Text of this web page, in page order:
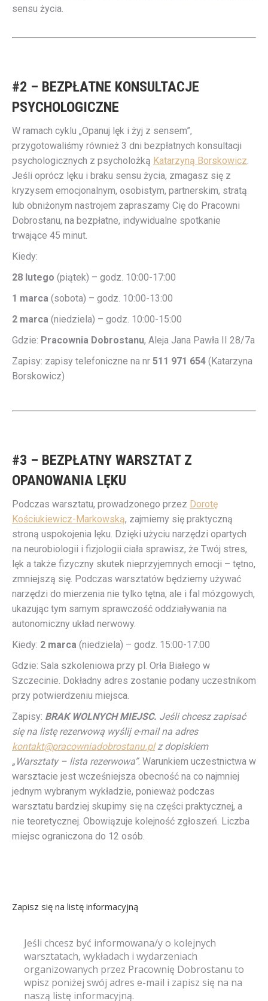
sensu życia.
#2 – BEZPŁATNE KONSULTACJE
PSYCHOLOGICZNE
W ramach cyklu „Opanuj lęk i żyj z sensem”,
przygotowaliśmy również 3 dni bezpłatnych konsultacji
psychologicznych z psycholożką Katarzyną Borskowicz
Jeśli oprócz lęku i braku sensu życia, zmagasz się z
kryzysem emocjonalnym, osobistym, partnerskim, stratą
lub obniżonym nastrojem zapraszamy Cię do Pracowni
Dobrostanu, na bezpłatne, indywidualne spotkanie
trwające 45 minut.
Kiedy:
28 lutego (piątek) – godz. 10:00-17:00
1 marca (sobota) – godz. 10:00-13:00
2 marca (niedziela) – godz. 10:00-15:00
Gdzie: Pracownia Dobrostanu, Aleja Jana Pawła II 28/7a
Zapisy: zapisy telefoniczne na nr 511 971 654 (Katarzyna
Borskowicz)
#3 – BEZPŁATNY WARSZTAT Z
OPANOWANIA LĘKU
Podczas warsztatu, prowadzonego przez Dorotę
Kościukiewicz-Markowską, zajmiemy się praktyczną
stroną uspokojenia lęku. Dzięki użyciu narzędzi opartych
na neurobiologii i fizjologii ciała sprawisz, że Twój stres,
lęk a także fizyczny skutek nieprzyjemnych emocji – tętno,
zmniejszą się. Podczas warsztatów będziemy używać
narzędzi do mierzenia nie tylko tętna, ale i fal mózgowych,
ukazując tym samym sprawczość oddziaływania na
autonomiczny układ nerwowy.
Kiedy: 2 marca (niedziela) – godz. 15:00-17:00
Gdzie: Sala szkoleniowa przy pl. Orła Białego w
Szczecinie. Dokładny adres zostanie podany uczestnikom
przy potwierdzeniu miejsca.
Zapisy: BRAK WOLNYCH MIEJSC. Jeśli chcesz zapisać
się na listę rezerwową wyślij e-mail na adres
kontakt@pracowniadobrostanu.plz dopiskiem
„Warsztaty – lista rezerwowa”. Warunkiem uczestnictwa w
warsztacie jest wcześniejsza obecność na co najmniej
jednym wybranym wykładzie, ponieważ podczas
warsztatu bardziej skupimy się na części praktycznej, a
nie teoretycznej. Obowiązuje kolejność zgłoszeń. Liczba
miejsc ograniczona do 12 osób.
Zapisz się na listę informacyjną
Jeśli chcesz być informowana/y o kolejnych
warsztatach, wykładach i wydarzeniach
organizowanych przez Pracownię Dobrostanu to
wpisz poniżej swój adres e-mail i zapisz się na na
naszą listę informacyjną.